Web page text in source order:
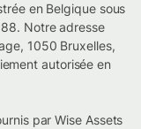
en Belgique sous
Notre adresse
1050 Bruxelles,
autorisée en
par Wise Assets